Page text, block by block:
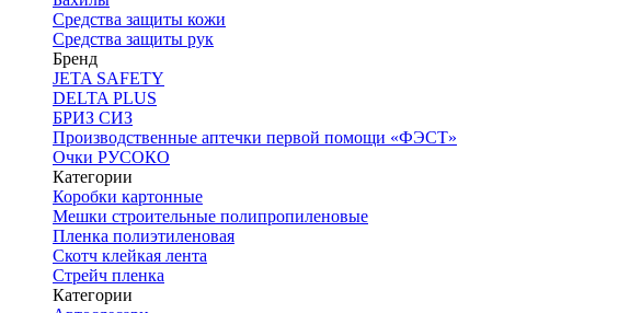
Средства защиты кожи
Средства защиты рук
Бренд
JETA SAFETY
DELTA PLUS
БРИЗ СИЗ
Производственные аптечки первой помощи «ФЭСТ»
Очки РУСОКО
Категории
Коробки картонные
Мешки строительные полипропиленовые
Пленка полиэтиленовая
Скотч клейкая лента
Стрейч пленка
Категории